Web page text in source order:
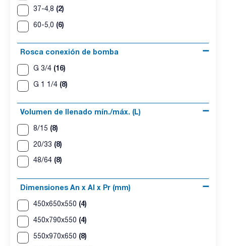
37-4,8 (2)
60-5,0 (6)
Rosca conexión de bomba
G 3/4 (16)
G 1 1/4 (8)
Volumen de llenado mín./máx. (L)
8/15 (8)
20/33 (8)
48/64 (8)
Dimensiones An x Al x Pr (mm)
450x650x550 (4)
450x790x550 (4)
550x970x650 (8)